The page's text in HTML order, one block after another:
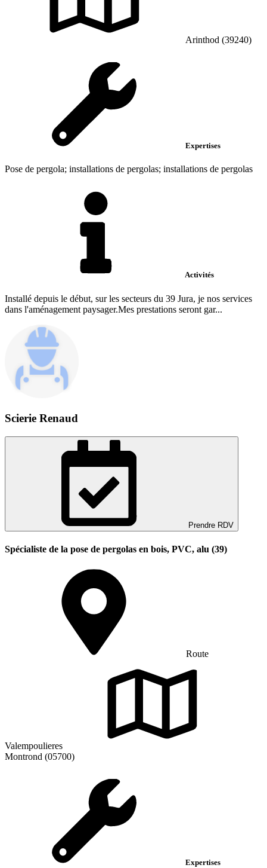
Arinthod (39240)
Expertises
Pose de pergola; installations de pergolas; installations de pergolas
Activités
Installé depuis le début, sur les secteurs du 39 Jura, je nos services
dans l'aménagement paysager.Mes prestations seront gar...
Scierie Renaud
Prendre RDV
Spécialiste de la pose de pergolas en bois, PVC, alu (39)
Route
Valempoulieres
Montrond (05700)
Expertises